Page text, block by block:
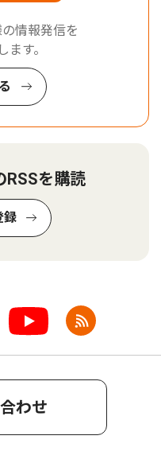
情報発信を
ます。
RSSを購読
録
わせ